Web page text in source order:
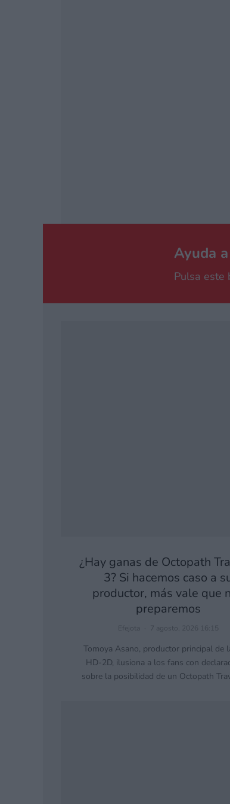
Ayuda
Pulsa este
¿Hay ganas de Octopath
3? Si hacemos caso a
productor, más vale que
preparemos
Efejota 7 agosto, 2026 16:15
Tomoya Asano, productor principal de
HD-2D, ilusiona a los fans con
sobre la posibilidad de un Octopath